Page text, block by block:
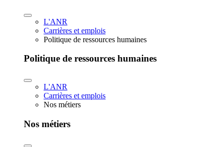
L'ANR
Carrières et emplois
Politique de ressources humaines
Politique de ressources humaines
L'ANR
Carrières et emplois
Nos métiers
Nos métiers